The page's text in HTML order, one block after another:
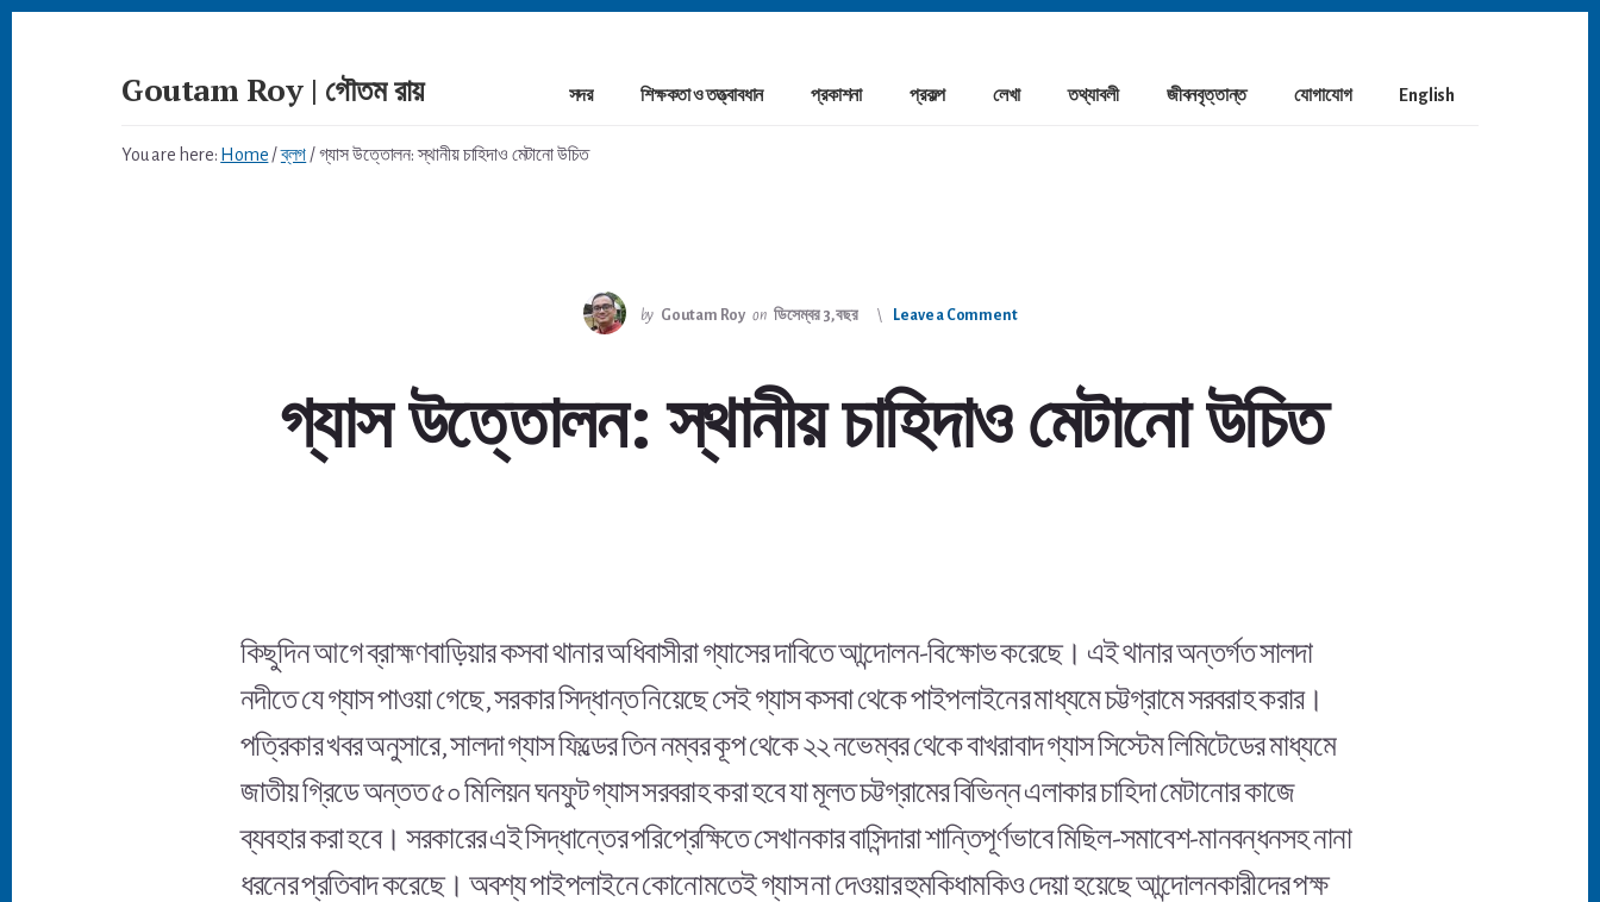
Goutam Roy | গৌতম রায় সদর শিক্ষকতা ও তত্ত্বাবধান প্রকাশনা প্রকল্প লেখা তথ্যাবলী জীবনবৃত্তান্ত যোগাযোগ English
You are here: Home /ব্লগ /গ্যাস উত্তোলন: স্থানীয় চাহিদাও মেটানো উচিত
by Goutam Roy on ডিসেম্বর 3, বছর Leave a Comment
গ্যাস উত্তোলন: স্থানীয় চাহিদাও মেটানো উচিত
কিছুদিন আগে ব্রাহ্মণবাড়িয়ার কসবা থানার অধিবাসীরা গ্যাসের দাবিতে আন্দোলন-বিক্ষোভ করেছে। এই থানার অন্তর্গত সালদা
নদীতে যে গ্যাস পাওয়া গেছে, সরকার সিদ্ধান্ত নিয়েছে সেই গ্যাস কসবা থেকে পাইপলাইনের মাধ্যমে চট্টগ্রামে সরবরাহ করার।
পত্রিকার খবর অনুসারে, সালদা গ্যাস ফিল্ডের তিন নম্বর কূপ থেকে ২২ নভেম্বর থেকে বাখরাবাদ গ্যাস সিস্টেম লিমিটেডের মাধ্যমে
জাতীয় গ্রিডে অন্তত ৫০ মিলিয়ন ঘনফুট গ্যাস সরবরাহ করা হবে যা মূলত চট্টগ্রামের বিভিন্ন এলাকার চাহিদা মেটানোর কাজে
ব্যবহার করা হবে। সরকারের এই সিদ্ধান্তের পরিপ্রেক্ষিতে সেখানকার বাসিন্দারা শান্তিপূর্ণভাবে মিছিল-সমাবেশ-মানবন্ধনসহ নানা
ধরনের প্রতিবাদ করেছে। অবশ্য পাইপলাইনে কোনোমতেই গ্যাস না দেওয়ার হুমকিধামকিও দেয়া হয়েছে আন্দোলনকারীদের পক্ষ